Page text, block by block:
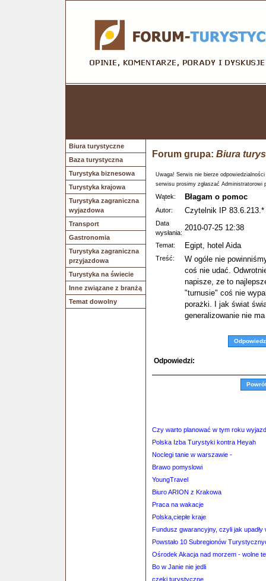
Biura turystyczne
Baza turystyczna
Turystyka biznesowa
Turystyka krajowa
Turystyka zagraniczna
wyjazdowa
Transport
Gastronomia
Turystyka zagraniczna
przyjazdowa
Turystyka na świecie
Inne związane z branżą
Temat dowolny
Forum grupa: Biura
Uwaga! Serwis nie bierze
serwisu prosimy zgłaszać Administratorowi
Wątek: Błagam o pomoc
Autor: Czytelnik IP 83.6.213.*
Data
wysłania:
2010-07-25 12:38
Temat: Egipt, hotel Aida
Treść:
W ogóle nie
coś nie udać.
napisze, ze to
"turnusie" coś nie
porażki. I jak świat
generalizowanie nie
Odpowiedz
Odpowiedzi:
Czy warto planować w tym roku
Polska Izba Turystyki kontra Heyah
Noclegi tanie w warszawie -
Brawo pomyslowi
YoungTravel
Biuro ARION z Krakowa
Praca na wakacje
Polska,ciepłe kraje
Fundusz gwarancyjny, czyli jak upadły
Powstało 10 Subregionów
Ośrodek Akacja nad morzem - wolne
Bo w Janie nie jedli
czeki turystyczne